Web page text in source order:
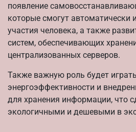
появление
которые смогут автоматически
участия человека, а также
систем, обеспечивающих
централизованных серверов.
Также важную роль будет
энергоэффективности и
для хранения информации, что
экологичными и дешевыми в